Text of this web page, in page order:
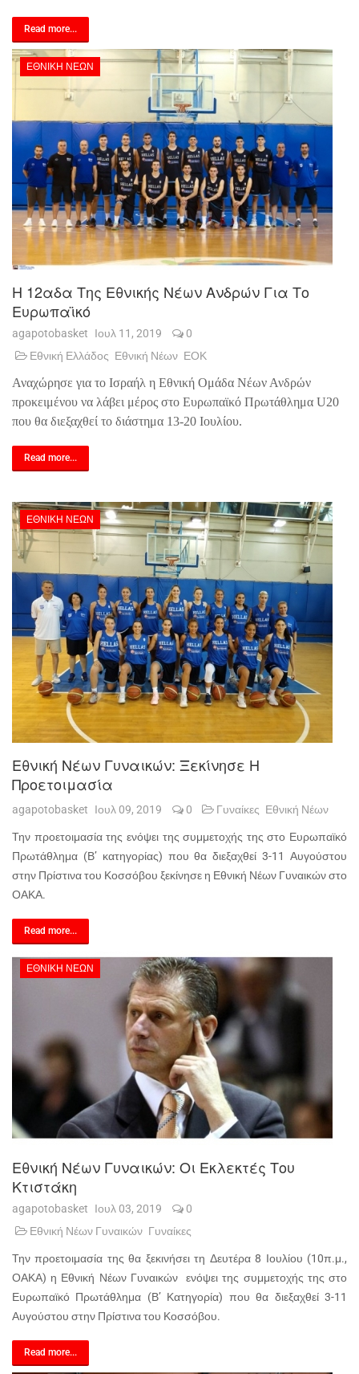
Read more...
ΕΘΝΙΚΉ ΝΈΩΝ
Η 12αδα Της Εθνικής Νέων Ανδρών Για Το
Ευρωπαϊκό
agapotobasket Ιουλ 11, 2019
0
Εθνική Ελλάδος Εθνική Νέων ΕΟΚ
Αναχώρησε για το Ισραήλ η Εθνική Ομάδα Νέων Ανδρών
προκειμένου να λάβει μέρος στο Ευρωπαϊκό Πρωτάθλημα U20
που θα διεξαχθεί το διάστημα 13-20 Ιουλίου.
Read more...
ΕΘΝΙΚΉ ΝΈΩΝ
Εθνική Νέων Γυναικών: Ξεκίνησε Η
Προετοιμασία
agapotobasket Ιουλ 09, 2019 0 Γυναίκες Εθνική Νέων
Την προετοιμασία της ενόψει της συμμετοχής της στο Ευρωπαϊκό
Πρωτάθλημα (Β’ κατηγορίας) που θα διεξαχθεί 3-11 Αυγούστου
στην Πρίστινα του Κοσσόβου ξεκίνησε η Εθνική Νέων Γυναικών στο
ΟΑΚΑ.
Read more...
ΕΘΝΙΚΉ ΝΈΩΝ
Εθνική Νέων Γυναικών: Οι Εκλεκτές Του
Κτιστάκη
agapotobasket Ιουλ 03, 2019
0
Εθνική Νέων Γυναικών Γυναίκες
Την προετοιμασία της θα ξεκινήσει τη Δευτέρα 8 Ιουλίου (10π.μ.,
ΟΑΚΑ) η Εθνική Νέων Γυναικών ενόψει της συμμετοχής της στο
Ευρωπαϊκό Πρωτάθλημα (Β’ Κατηγορία) που θα διεξαχθεί 3-11
Αυγούστου στην Πρίστινα του Κοσσόβου.
Read more...